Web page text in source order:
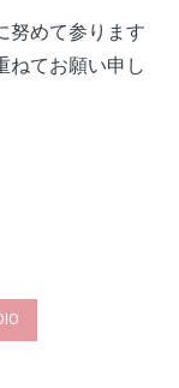
努めて参ります
ねてお願い申し